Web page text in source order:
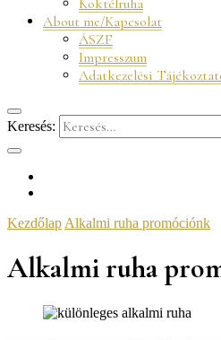
Koktélruha
About me/Kapcsolat
ÁSZF
Impresszum
Adatkezelési
Keresés:
Kezdőlap Alkalmi ruha promóciónk
Alkalmi ruha